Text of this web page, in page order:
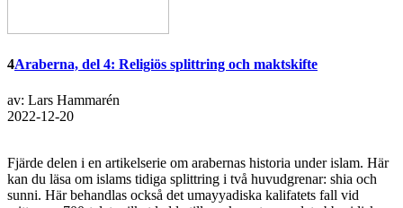
4Araberna, del 4: Religiös splittring och maktskifte
av: Lars Hammarén
2022-12-20
Fjärde delen i en artikelserie om arabernas historia under islam. Här
kan du läsa om islams tidiga splittring i två huvudgrenar: shia och
sunni. Här behandlas också det umayyadiska kalifatets fall vid